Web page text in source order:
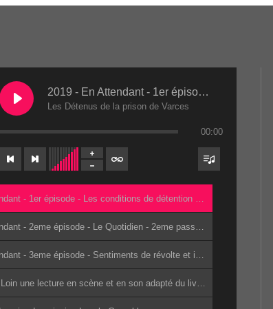
2019 - En Attendant - 1er épisode - Les conditions de détention 2eme passe(1)
Les Détenus de la prison de Varces
00:00